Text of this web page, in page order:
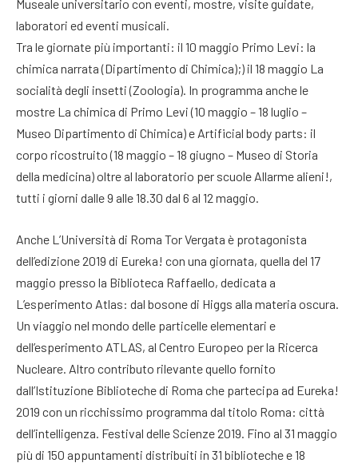
Museale universitario con eventi, mostre, visite guidate,
laboratori ed eventi musicali.
Tra le giornate più importanti: il 10 maggio Primo Levi: la
chimica narrata (Dipartimento di Chimica);) il 18 maggio La
socialità degli insetti (Zoologia). In programma anche le
mostre La chimica di Primo Levi (10 maggio – 18 luglio –
Museo Dipartimento di Chimica) e Artificial body parts: il
corpo ricostruito (18 maggio – 18 giugno – Museo di Storia
della medicina) oltre al laboratorio per scuole Allarme alieni!,
tutti i giorni dalle 9 alle 18.30 dal 6 al 12 maggio.
Anche L’Università di Roma Tor Vergata è protagonista
dell’edizione 2019 di Eureka! con una giornata, quella del 17
maggio presso la Biblioteca Raffaello, dedicata a
L’esperimento Atlas: dal bosone di Higgs alla materia oscura.
Un viaggio nel mondo delle particelle elementari e
dell’esperimento ATLAS, al Centro Europeo per la Ricerca
Nucleare. Altro contributo rilevante quello fornito
dall’Istituzione Biblioteche di Roma che partecipa ad Eureka!
2019 con un ricchissimo programma dal titolo Roma: città
dell’intelligenza. Festival delle Scienze 2019. Fino al 31 maggio
più di 150 appuntamenti distribuiti in 31 biblioteche e 18